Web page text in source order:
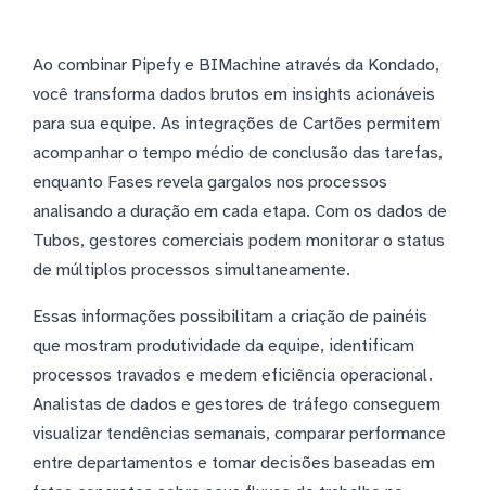
Ao combinar Pipefy e BIMachine através da Kondado,
você transforma dados brutos em insights acionáveis
para sua equipe. As integrações de Cartões permitem
acompanhar o tempo médio de conclusão das tarefas,
enquanto Fases revela gargalos nos processos
analisando a duração em cada etapa. Com os dados de
Tubos, gestores comerciais podem monitorar o status
de múltiplos processos simultaneamente.
Essas informações possibilitam a criação de painéis
que mostram produtividade da equipe, identificam
processos travados e medem eficiência operacional.
Analistas de dados e gestores de tráfego conseguem
visualizar tendências semanais, comparar performance
entre departamentos e tomar decisões baseadas em